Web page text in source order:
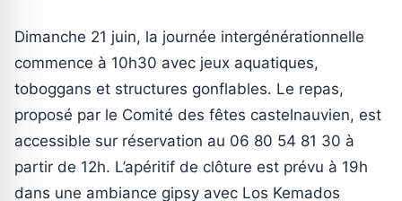
Dimanche 21 juin, la journée intergénérationnelle
commence à 10h30 avec jeux aquatiques,
toboggans et structures gonflables. Le repas,
proposé par le Comité des fêtes castelnauvien, est
accessible sur réservation au 06 80 54 81 30 à
partir de 12h. L’apéritif de clôture est prévu à 19h
dans une ambiance gipsy avec Los Kemados